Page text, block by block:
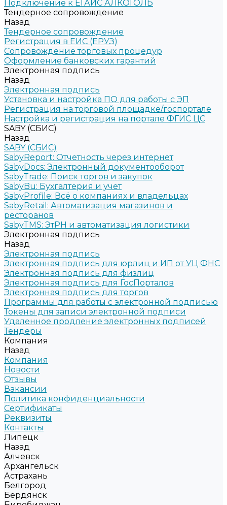
Подключение к ЕГАИС АЛКОГОЛЬ
Тендерное сопровождение
Назад
Тендерное сопровождение
Регистрация в ЕИС (ЕРУЗ)
Сопровождение торговых процедур
Оформление банковских гарантий
Электронная подпись
Назад
Электронная подпись
Установка и настройка ПО для работы с ЭП
Регистрация на торговой площадке/госпортале
Настройка и регистрация на портале ФГИС ЦС
SABY (СБИС)
Назад
SABY (СБИС)
SabyReport: Отчетность через интернет
SabyDocs: Электронный документооборот
SabyTrade: Поиск торгов и закупок
SabyBu: Бухгалтерия и учет
SabyProfile: Всё о компаниях и владельцах
SabyRetail: Автоматизация магазинов и
ресторанов
SabyTMS: ЭтРН и автоматизация логистики
Электронная подпись
Назад
Электронная подпись
Электронная подпись для юрлиц и ИП от УЦ ФНС
Электронная подпись для физлиц
Электронная подпись для ГосПорталов
Электронная подпись для торгов
Программы для работы с электронной подписью
Токены для записи электронной подписи
Удаленное продление электронных подписей
Тендеры
Компания
Назад
Компания
Новости
Отзывы
Вакансии
Политика конфиденциальности
Сертификаты
Реквизиты
Контакты
Липецк
Назад
Алчевск
Архангельск
Астрахань
Белгород
Бердянск